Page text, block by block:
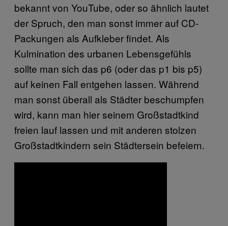
bekannt von YouTube, oder so ähnlich lautet
der Spruch, den man sonst immer auf CD-
Packungen als Aufkleber findet. Als
Kulmination des urbanen Lebensgefühls
sollte man sich das p6 (oder das p1 bis p5)
auf keinen Fall entgehen lassen. Während
man sonst überall als Städter beschumpfen
wird, kann man hier seinem Großstadtkind
freien lauf lassen und mit anderen stolzen
Großstadtkindern sein Städtersein befeiern.